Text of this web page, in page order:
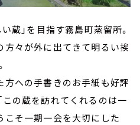
い蔵」を目指す霧島町蒸留所。
方々が外に出てきて明るい挨
方への手書きのお手紙も好評
この蔵を訪れてくれるのは一
こそ一期一会を大切にした